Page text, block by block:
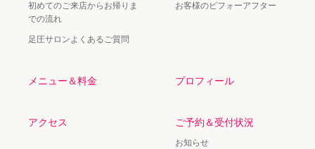
初めてのご来店からお帰りま
での流れ
足圧サロンよくあるご質問
お客様のビフォーアフター
メニュー＆料金 プロフィール
アクセス ご予約＆受付状況
お知らせ